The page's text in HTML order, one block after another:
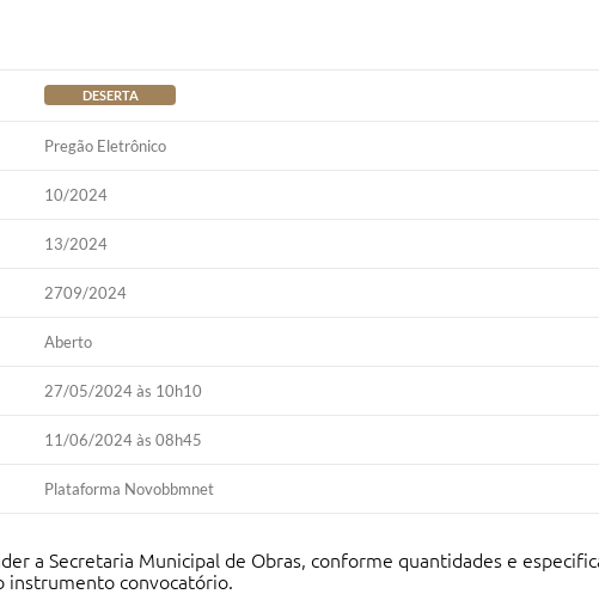
DESERTA
Pregão Eletrônico
10/2024
13/2024
2709/2024
Aberto
27/05/2024 às 10h10
11/06/2024 às 08h45
Plataforma Novobbmnet
a Secretaria Municipal de Obras, conforme quantidades e
instrumento convocatório.